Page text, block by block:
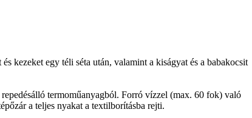
kezeket egy téli séta után, valamint a kiságyat és a babakocsit
termoműanyagból. Forró vízzel (max. 60 fok) való
a teljes nyakat a textilborításba rejti.